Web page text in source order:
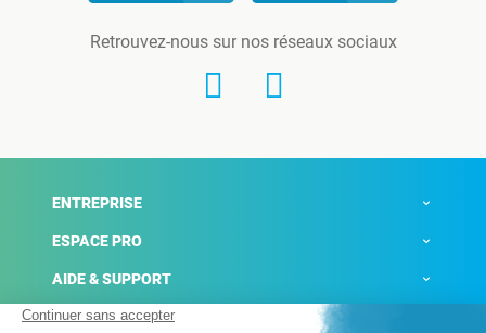
Retrouvez-nous sur nos réseaux sociaux
ENTREPRISE
ESPACE PRO
AIDE & SUPPORT
ACTUALITÉS